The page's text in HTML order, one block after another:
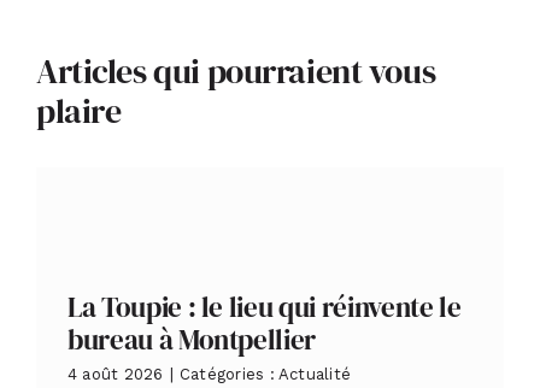
Articles qui pourraient vous
plaire
La Toupie : le lieu qui réinvente le
bureau à Montpellier
4 août 2026 Catégories : Actualité